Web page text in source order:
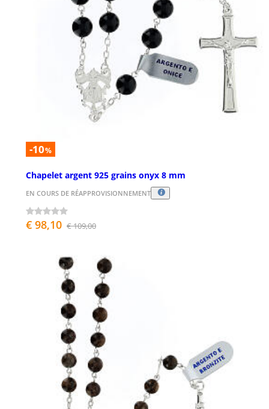
-10%
Chapelet argent 925 grains onyx 8 mm
EN COURS DE RÉAPPROVISIONNEMENT
€ 98,10 € 109,00